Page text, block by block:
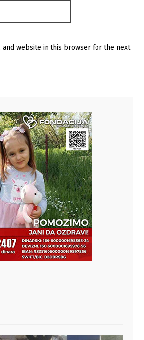
and website in this browser for the next